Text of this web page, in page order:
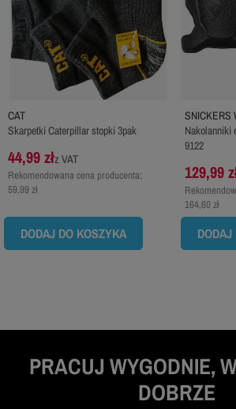
CAT
Skarpetki Caterpillar stopki 3pak
44,99 złz VAT
Rekomendowana cena producenta:
59,99 zł
DODAJ DO KOSZYKA
SNICKERS
Nakolanniki
9122
129,99
164,60 zł
PRACUJ WYGODNIE,
DOBRZE